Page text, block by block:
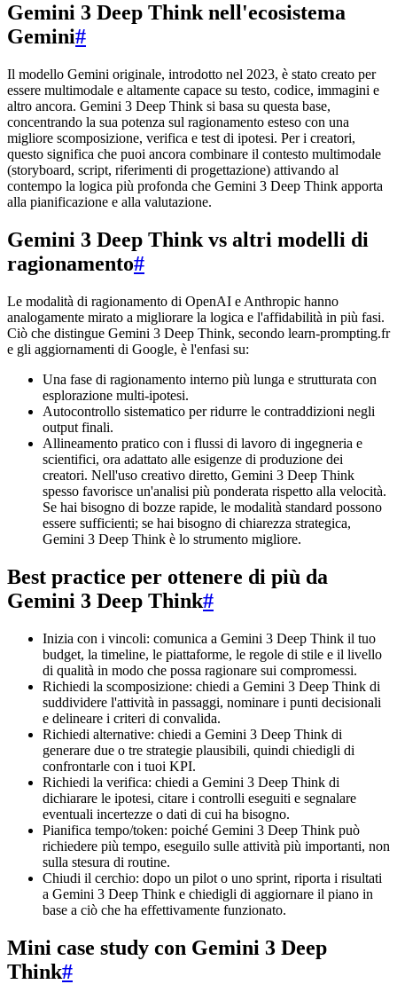
Gemini 3 Deep Think nell'ecosistema
Gemini#
Il modello Gemini originale, introdotto nel 2023, è stato creato per
essere multimodale e altamente capace su testo, codice, immagini e
altro ancora. Gemini 3 Deep Think si basa su questa base,
concentrando la sua potenza sul ragionamento esteso con una
migliore scomposizione, verifica e test di ipotesi. Per i creatori,
questo significa che puoi ancora combinare il contesto multimodale
(storyboard, script, riferimenti di progettazione) attivando al
contempo la logica più profonda che Gemini 3 Deep Think apporta
alla pianificazione e alla valutazione.
Gemini 3 Deep Think vs altri modelli di
ragionamento#
Le modalità di ragionamento di OpenAI e Anthropic hanno
analogamente mirato a migliorare la logica e l'affidabilità in più fasi.
Ciò che distingue Gemini 3 Deep Think, secondo learn-prompting.fr
e gli aggiornamenti di Google, è l'enfasi su:
Una fase di ragionamento interno più lunga e strutturata con
esplorazione multi-ipotesi.
Autocontrollo sistematico per ridurre le contraddizioni negli
output finali.
Allineamento pratico con i flussi di lavoro di ingegneria e
scientifici, ora adattato alle esigenze di produzione dei
creatori. Nell'uso creativo diretto, Gemini 3 Deep Think
spesso favorisce un'analisi più ponderata rispetto alla velocità.
Se hai bisogno di bozze rapide, le modalità standard possono
essere sufficienti; se hai bisogno di chiarezza strategica,
Gemini 3 Deep Think è lo strumento migliore.
Best practice per ottenere di più da
Gemini 3 Deep Think#
Inizia con i vincoli: comunica a Gemini 3 Deep Think il tuo
budget, la timeline, le piattaforme, le regole di stile e il livello
di qualità in modo che possa ragionare sui compromessi.
Richiedi la scomposizione: chiedi a Gemini 3 Deep Think di
suddividere l'attività in passaggi, nominare i punti decisionali
e delineare i criteri di convalida.
Richiedi alternative: chiedi a Gemini 3 Deep Think di
generare due o tre strategie plausibili, quindi chiedigli di
confrontarle con i tuoi KPI.
Richiedi la verifica: chiedi a Gemini 3 Deep Think di
dichiarare le ipotesi, citare i controlli eseguiti e segnalare
eventuali incertezze o dati di cui ha bisogno.
Pianifica tempo/token: poiché Gemini 3 Deep Think può
richiedere più tempo, eseguilo sulle attività più importanti, non
sulla stesura di routine.
Chiudi il cerchio: dopo un pilot o uno sprint, riporta i risultati
a Gemini 3 Deep Think e chiedigli di aggiornare il piano in
base a ciò che ha effettivamente funzionato.
Mini case study con Gemini 3 Deep
Think#